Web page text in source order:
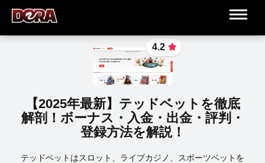
4.2
【2025年最新】テッドベットを徹底
解剖！ボーナス・入金・出金・評判・
登録方法を解説！
テッドベットはスロット、ライブカジノ、スポーツベットを